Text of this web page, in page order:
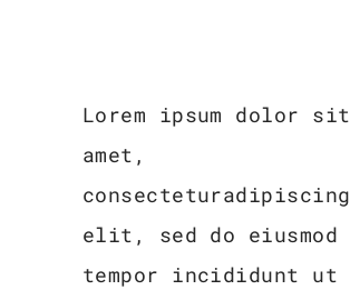
Lorem ipsum dolor sit
amet,
consecteturadipiscing
elit, sed do eiusmod
tempor incididunt ut